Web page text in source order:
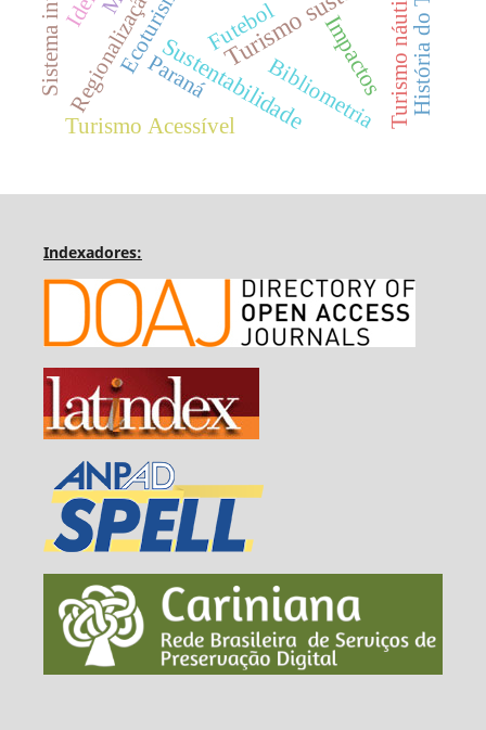
Impactos
Sustentabilidade
Ecoturismo
Regionalização
Turismo Acessível
Paraná Bibliometria
Futebol Turismo náutico
Indexadores: